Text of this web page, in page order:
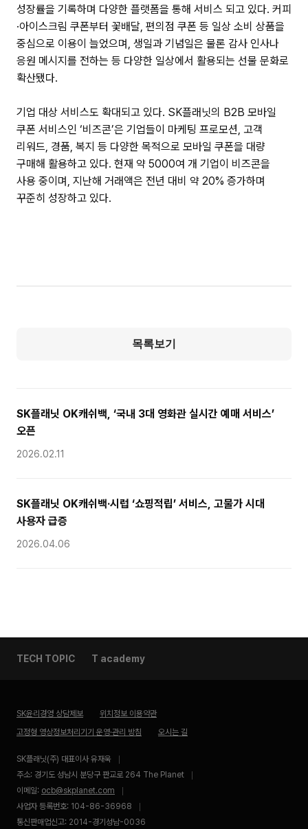
성장률을 기록하며 다양한 플랫폼을 통해 서비스 되고 있다. 커피
·아이스크림 쿠폰부터 꽃배달, 편의점 쿠폰 등 일상 소비 상품을
중심으로 이용이 늘었으며, 생일과 기념일은 물론 감사 인사나
응원 메시지를 전하는 등 다양한 일상에서 활용되는 선물 문화로
확산됐다.
기업 대상 서비스도 확대되고 있다. SK플래닛의 B2B 모바일
쿠폰 서비스인 ‘비즈콘’은 기업들이 마케팅 프로모션, 고객
리워드, 경품, 복지 등 다양한 목적으로 모바일 쿠폰을 대량
구매해 활용하고 있다. 현재 약 5000여 개 기업이 비즈콘을
사용 중이며, 지난해 거래액은 전년 대비 약 20% 증가하며
꾸준히 성장하고 있다.
목록보기
SK플래닛 OK캐쉬백, ‘국내 3대 영화관 실시간 예매 서비스’
오픈
2026.02.11
SK플래닛 OK캐쉬백·시럽 ‘쇼핑적립’ 서비스, 고물가 시대
사용자 급증
2026.04.06
TECH TOPIC T academy
SK윤리경영 상담제보
위치정보 이용약관
고정형 영상정보처리기기 운영·관리 방침
오시는 길
SK플래닛(주) 대표이사 유재욱
주소: 경기도 성남시 분당구 판교로 264 The Planet
이메일: ocb@skplanet.com
사업자 등록번호: 104-86-36968
통신판매업신고: 2014-경기성남-0036